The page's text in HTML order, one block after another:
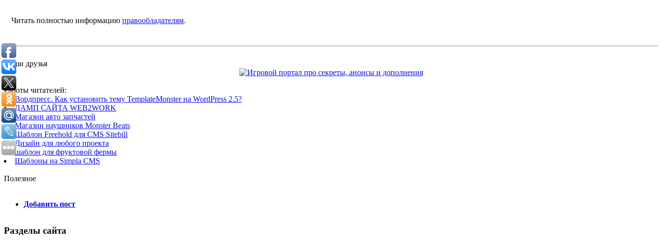
Читать полностью информацию правообладателям.
Наши друзья
Работы читателей:
Вордпресс. Как установить тему TemplateMonster на WordPress 2.5?
ДАМП САЙТА WEB2WORK
Магазин авто запчастей
Магазин наушников Monster Beats
Шаблон Freehold для CMS Sitebill
Дизайн для любого проекта
шаблон для фруктовой фермы
Шаблоны на Simpla CMS
Полезное
Добавить пост
Разделы сайта